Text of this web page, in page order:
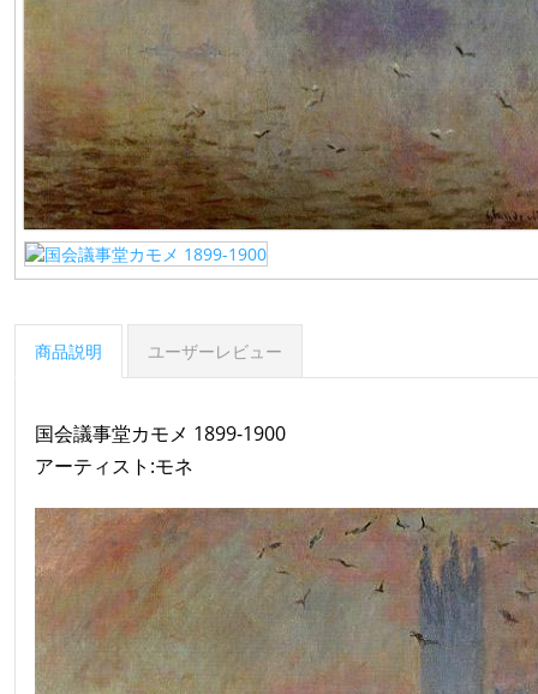
商品説明 ユーザーレビュー
国会議事堂カモメ 1899-1900
アーティスト:モネ